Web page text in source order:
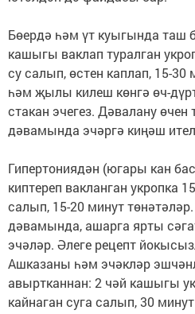
Бөердә һәм үт куыгында таш
кашыгы ваклап туралган
су салып, өстен каплап, 15-30
һәм җылы килеш көнгә өч-
стакан эчегез. Дәвалану өчен
дәвамында эчәргә киңәш
Гипертониядән (югары кан
киптереп вакланган укропка
салып, 15-20 минут
дәвамында, ашарга ярты
эчәләр. Әлеге рецепт
Ашказаны һәм эчәкләр
авыртканнан: 2 чәй кашыгы
кайнаган суга салып, 30